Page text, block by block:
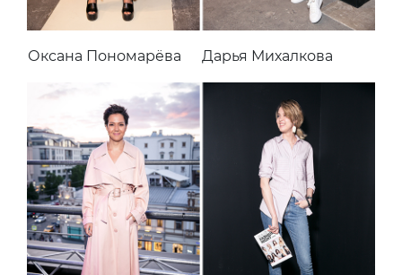
Оксана Пономарёва Дарья Михалкова